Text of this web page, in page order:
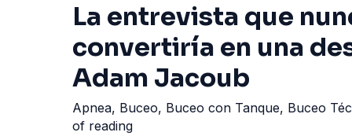
La entrevista que
convertiría en una
Adam Jacoub
Apnea, Buceo, Buceo con Tanque, Buceo
of reading